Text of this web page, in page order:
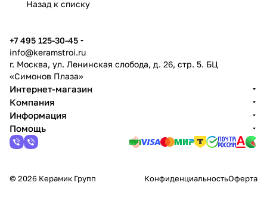
Назад к списку
+7 495 125-30-45
info@keramstroi.ru
г. Москва, ул. Ленинская слобода, д. 26, стр. 5. БЦ
«Симонов Плаза»
Интернет-магазин
Компания
Информация
Помощь
© 2026 Керамик Групп КонфиденциальностьОферта